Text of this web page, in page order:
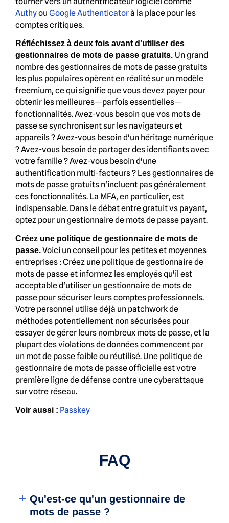
Authyou Google Authenticatorà la place pour les
comptes critiques.
Réfléchissez à deux fois avant d'utiliser des
gestionnaires de mots de passe gratuits. Un grand
nombre des gestionnaires de mots de passe gratuits
les plus populaires opèrent en réalité sur un modèle
freemium, ce qui signifie que vous devez payer pour
obtenir les meilleures—parfois essentielles—
fonctionnalités. Avez-vous besoin que vos mots de
passe se synchronisent sur les navigateurs et
appareils ? Avez-vous besoin d'un héritage numérique
? Avez-vous besoin de partager des identifiants avec
votre famille ? Avez-vous besoin d'une
authentification multi-facteurs ? Les gestionnaires de
mots de passe gratuits n'incluent pas généralement
ces fonctionnalités. La MFA, en particulier, est
indispensable. Dans le débat entre gratuit vs payant,
optez pour un gestionnaire de mots de passe payant.
Créez une politique de gestionnaire de mots de
passe.Voici un conseil pour les petites et moyennes
entreprises : Créez une politique de gestionnaire de
mots de passe et informez les employés qu'il est
acceptable d'utiliser un gestionnaire de mots de
passe pour sécuriser leurs comptes professionnels.
Votre personnel utilise déjà un patchwork de
méthodes potentiellement non sécurisées pour
essayer de gérer leurs nombreux mots de passe, et la
plupart des violations de données commencent par
un mot de passe faible ou réutilisé. Une politique de
gestionnaire de mots de passe officielle est votre
première ligne de défense contre une cyberattaque
sur votre réseau.
Voir aussi : Passkey
FAQ
Qu'est-ce qu'un gestionnaire de
mots de passe ?